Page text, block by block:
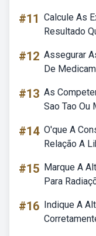
#11 Calcule As
Resultado
#12 Assegurar
De
#13 As
Sao Tao Ou
#14 O'que A
Relação A
#15 Marque A
Para
#16 Indique A